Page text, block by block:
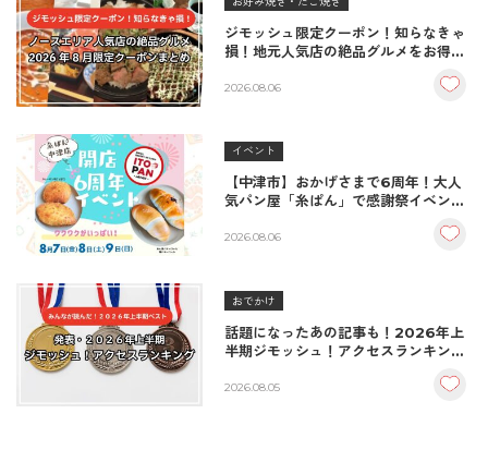
ジモッシュ限定クーポン！知らなきゃ
損！地元人気店の絶品グルメをお得に
2026.08.06
イベント
【中津市】おかげさまで6周年！大人
気パン屋「糸ぱん」で感謝祭イベント
♪（8/7〜8/9）
2026.08.06
おでかけ
話題になったあの記事も！2026年上
半期ジモッシュ！アクセスランキング
2026.08.05